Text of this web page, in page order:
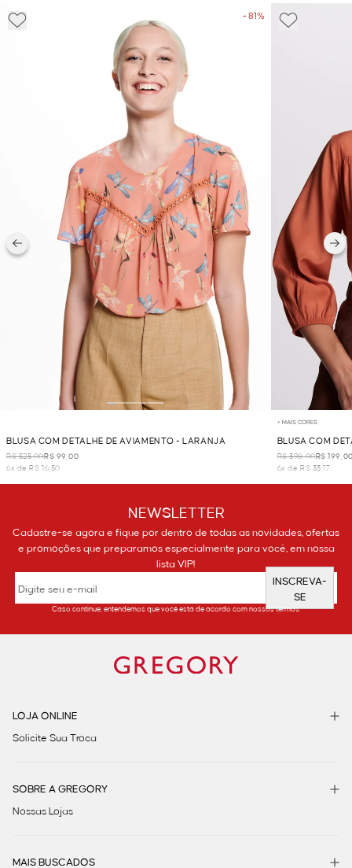
- 81%
BLUSA COM DETALHE DE AVIAMENTO - LARANJA
R$ 525,00R$ 99,00
6x de R$ 16,50
+ MAIS CORES
BLUSA COM
R$ 398,00R$
6x de R$ 33,17
NEWSLETTER
Cadastre-se agora e fique por dentro de todas as novidades, ofertas
e promoções que preparamos especialmente para você, em nossa
lista VIP!
INSCREVA-
SE
Caso continue, entendemos que você está de acordo com nossos termos.
LOJA ONLINE
Solicite Sua Troca
SOBRE A GREGORY
Nossas Lojas
MAIS BUSCADOS